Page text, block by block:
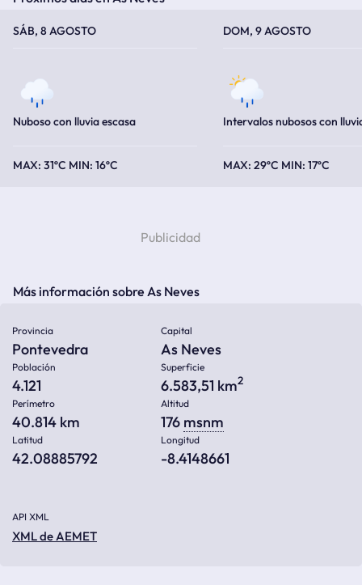
SÁB, 8 AGOSTO
Nuboso con lluvia escasa
31ºC 16ºC
DOM, 9 AGOSTO
Intervalos nubosos con
29ºC 17ºC
Más información sobre As Neves
Provincia
Pontevedra
Capital
As Neves
Población
4.121
Superficie
6.583,51 km2
Perímetro
40.814 km
Altitud
176 msnm
Latitud
42.08885792
Longitud
-8.4148661
API XML
XML de AEMET